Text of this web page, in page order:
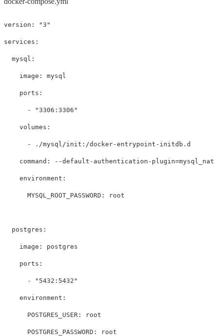
version : "3"
services :
mysql :
image : mysql
ports :
- "3306:3306"
volumes :
- ./mysql/init:/docker-entrypoint-initdb.d
command : --default-authentication-
environment :
MYSQL_ROOT_PASSWORD : root
postgres :
image : postgres
ports :
- " 5432:5432"
environment :
POSTGRES_USER : root
POSTGRES_PASSWORD : root